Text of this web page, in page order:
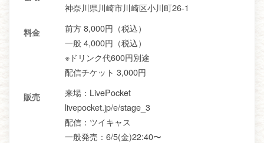
神奈川県川崎市川崎区小川町26-1
料金
前方 8,000円（税込）
一般 4,000円（税込）
※ドリンク代600円別途
配信チケット 3,000円
販売
来場：LivePocket
livepocket.jp/e/stage_3
配信：ツイキャス
一般発売：6/5(金)22:40〜